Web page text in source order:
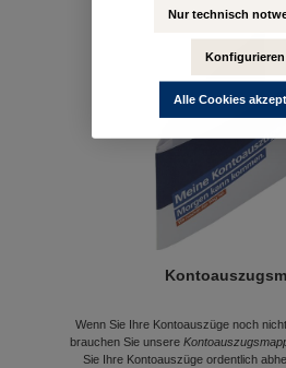
Wenn Sie Ihre Kontoauszüge noch
brauchen Sie unsere
Sie Ihre Kontoauszüge ordentlich
Nur technisch
Konfigurieren
Alle Cookies